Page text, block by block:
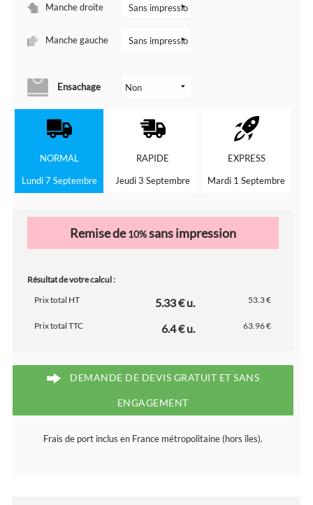
Manche droite
Manche gauche
Ensachage
NORMAL
Lundi 7 Septembre
RAPIDE
Jeudi 3 Septembre
EXPRESS
Mardi 1 Septembre
Remise de10%sans impression
Résultat de votre calcul :
Prix total HT
5.33 € u. 53.3 €
Prix total TTC 6.4 € u. 63.96 €
DEMANDE DE DEVIS GRATUIT ET SANS
ENGAGEMENT
Frais de port inclus en France métropolitaine (hors îles).